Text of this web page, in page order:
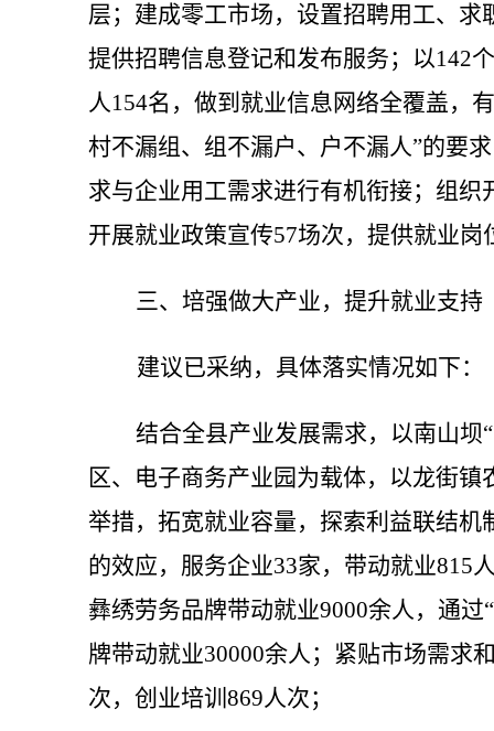
层； 建成零工市场，设置招聘用工、
提供招聘信息登记和发布服务；以142
人154名，做到就业信息网络全覆盖，
村不漏组、组不漏户、户不漏人”的要
求与企业用工需求进行有机衔接；组织
开展就业政策宣传57场次，提供就业
三、 培强做大产业，提升就业支持
建议已采纳，具体落实情况如下：
结合全县产业发展需求，以南山坝
区、电子商务产业园为载体，以龙街镇
举措，拓宽就业容量，探索利益联结机
的效应，服务企业33家，带动就业815
彝绣劳务品牌带动就业9000余人，通
牌带动就业30000余人；紧贴市场需求
次，创业培训 869人次；